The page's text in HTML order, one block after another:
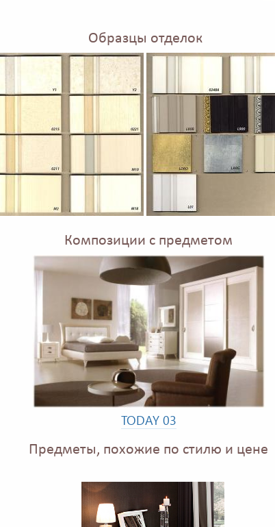
Образцы отделок
Композиции с предметом
TODAY 03
Предметы, похожие по стилю и цене